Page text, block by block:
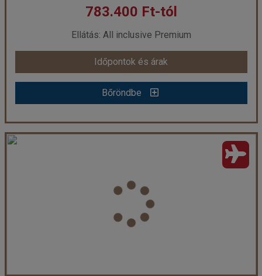
már 653.400 Ft-tól
Időpontok és árak
Bőröndbe
783.400 Ft-tól
Ellátás: All inclusive Premium
Időpontok és árak
Bőröndbe
Fanar The Club Resort *****DLX UAI, repülővel
Város:Salalah
Utazás módja:
Repülővel
All inclusive Premium
Szálláskategória: Hotel *****
Club Classic szoba